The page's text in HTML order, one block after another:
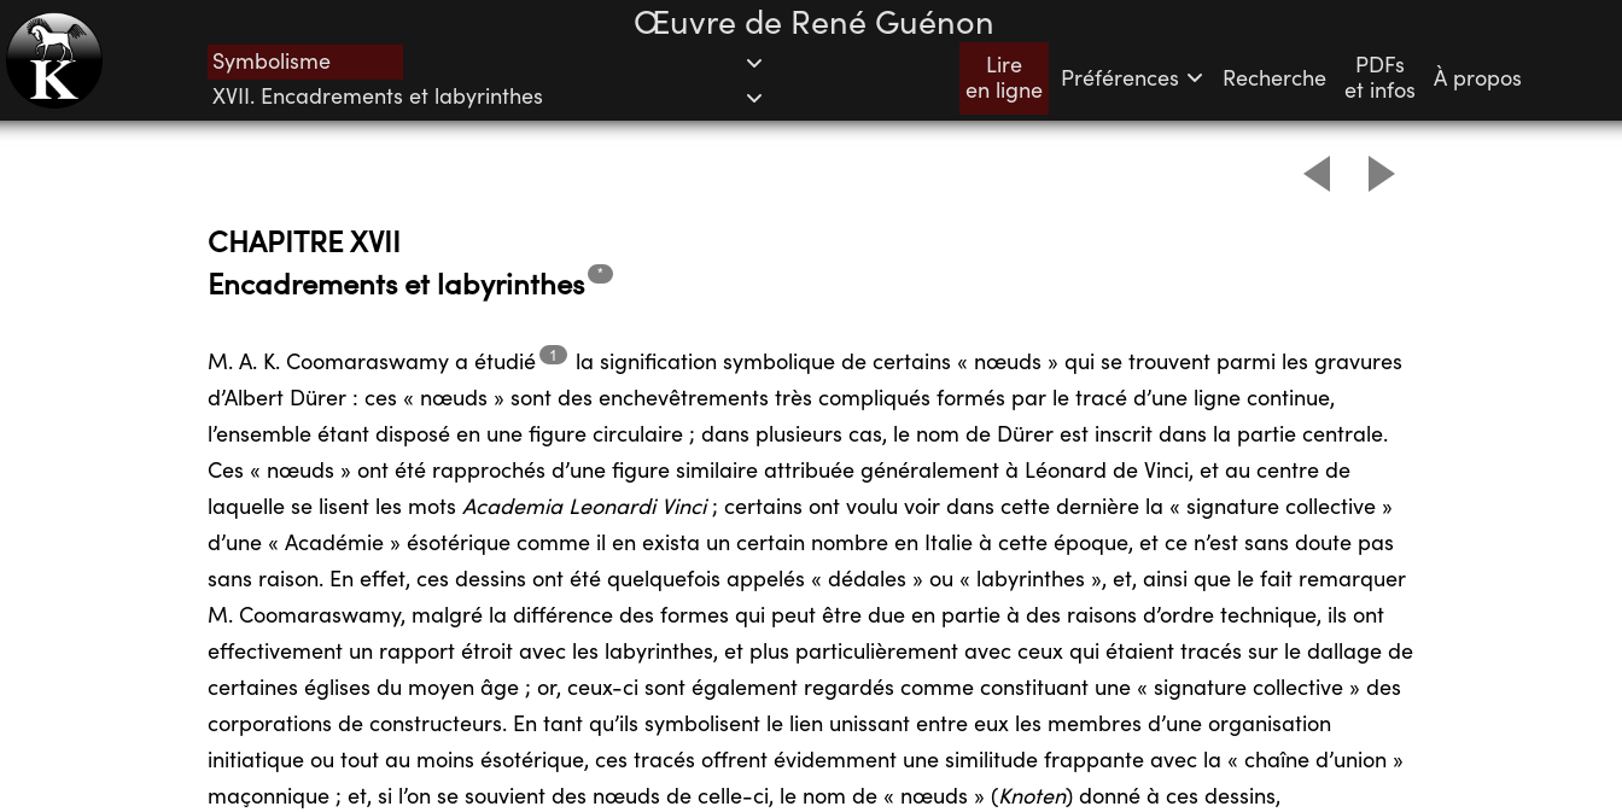
Œuvre de René Guénon
Symbolisme
XVII. Encadrements et labyrinthes
Lire
en ligne
Préférences Recherche
PDFs
et infos
À propos
CHAPITRE XVII
Encadrements et labyrinthes *
M. A. K. Coomaraswamy a étudié 1
la signification symbolique de certains « nœuds » qui se trouvent parmi les gravures
d’Albert Dürer : ces « nœuds » sont des enchevêtrements très compliqués formés par le tracé d’une ligne continue,
l’ensemble étant disposé en une figure circulaire ; dans plusieurs cas, le nom de Dürer est inscrit dans la partie centrale.
Ces « nœuds » ont été rapprochés d’une figure similaire attribuée généralement à Léonard de Vinci, et au centre de
laquelle se lisent les mots Academia Leonardi Vinci; certains ont voulu voir dans cette dernière la « signature collective »
d’une « Académie » ésotérique comme il en exista un certain nombre en Italie à cette époque, et ce n’est sans doute pas
sans raison. En effet, ces dessins ont été quelquefois appelés « dédales » ou « labyrinthes », et, ainsi que le fait remarquer
M. Coomaraswamy, malgré la différence des formes qui peut être due en partie à des raisons d’ordre technique, ils ont
effectivement un rapport étroit avec les labyrinthes, et plus particulièrement avec ceux qui étaient tracés sur le dallage de
certaines églises du moyen âge ; or, ceux-ci sont également regardés comme constituant une « signature collective » des
corporations de constructeurs. En tant qu’ils symbolisent le lien unissant entre eux les membres d’une organisation
initiatique ou tout au moins ésotérique, ces tracés offrent évidemment une similitude frappante avec la « chaîne d’union »
maçonnique ; et, si l’on se souvient des nœuds de celle-ci, le nom de « nœuds » (Knoten) donné à ces dessins,